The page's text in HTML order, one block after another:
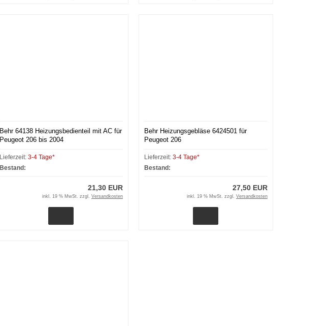
Behr 64138 Heizungsbedienteil mit AC für
Peugeot 206 bis 2004
Lieferzeit: 3-4 Tage*
Bestand:
21,30 EUR
inkl. 19 % MwSt. zzgl. Versandkosten
Behr Heizungsgebläse 6424501 für
Peugeot 206
Lieferzeit: 3-4 Tage*
Bestand:
27,50 EUR
inkl. 19 % MwSt. zzgl. Versandkosten